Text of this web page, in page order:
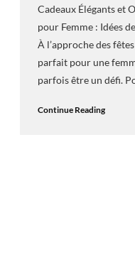
Cadeaux Élégants et
pour Femme : Idées
À l’approche des
parfait pour une
parfois être un défi.
Continue Reading